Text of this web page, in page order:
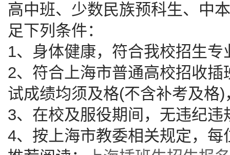
高中班、少数民族预科生、中
足下列条件：
1、身体健康，符合我校招生专
2、符合上海市普通高校招收
试成绩均须及格(不含补考及格
3、在校及服役期间，无违纪违
4、按上海市教委相关规定，